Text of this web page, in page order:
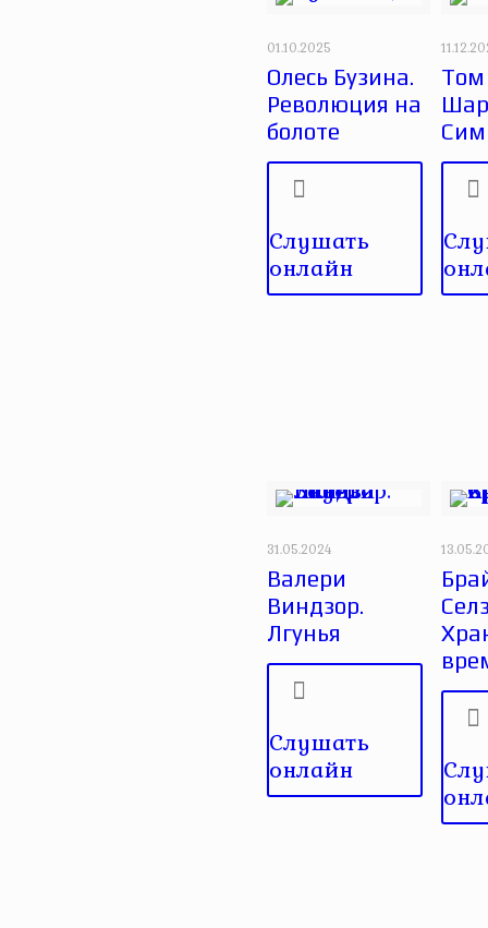
01.10.2025
Олесь Бузина.
Революция на
болоте
Слушать
онлайн
Том
31.05.2024
Валери
Виндзор.
Лгунья
Слушать
онлайн